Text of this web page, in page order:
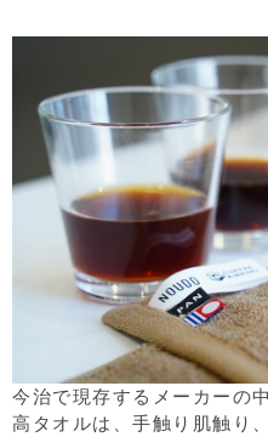
今治で現存するメーカーの
高タオルは、手触り肌触り